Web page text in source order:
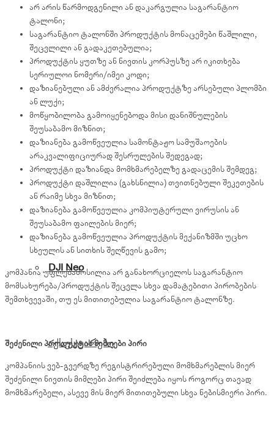
DJI Neo
აქსესუარები
არ არის წარმოდგენილი ან დაკარგულია საგარანტიო
ტალონი;
საგარანტიო ტალონში პროდუქტის მონაცემები წაშლილი,
შეცვლილი ან გადაკეთებულია;
პროდუქტის ყუთზე ან ნივთის კორპუსზე არ იკითხება
სერიულოი ნომერი/იმეი კოდი;
დაზიანებული ან ამძვრალია პროდუქტზე არსებული პლომბი
ან ლუქი;
მოწყობილობა გამოიყენებოდა მისი დანიშნულების
შეუსაბამო მიზნით;
დაზიანება გამოწვეულია სამონტაჟო სამუშაოების
არაკვალიფიციურად შესრულების შედეგად;
პროდუქტი დაზიანდა მომხმარებელზე გადაცემის შემდეგ;
პროდუქტი დაშლილია (გახსნილია) თვითნებული შეკეთების
ან რაიმე სხვა მიზნით;
დაზიანება გამოწვეულია კომპიუტერული ვირუსის ან
შეუსაბამო ფაილების მიერ;
დაზიანება გამოწვეულია პროდუქტის მექანიზმში უცხო
სხეულის ან სითხის შეღწევის გამო;
კომპანია უფლებამოსილია არ განახორციელოს საგარანტიო
მომსახურება/პროდუქტის შეცვლა სხვა დამატებითი პირობების
შემთხვევაში, თუ ეს მითითებულია საგარანტიო ტალონზე.
შეძენილი პროდუქტის მიმღები პირი
კომპანიის ვებ-გვერდზე რეგისტრირებული მომხმარებლის მიერ
შეძენილი ნივთის მიმღები პირი შეიძლება იყოს როგორც თავად
მომხმარებელი, ასევე მის მიერ მითითებული სხვა ნებისმიერი პირი.